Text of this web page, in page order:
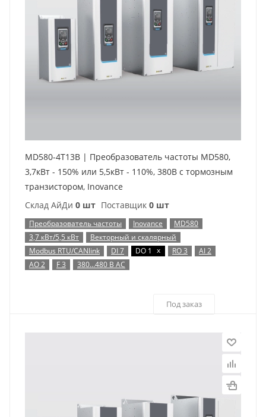
MD580-4T13B | Преобразователь частоты MD580,
3,7кВт - 150% или 5,5кВт - 110%, 380В с тормозным
транзистором, Inovance
Склад АйДи 0 шт Поставщик 0 шт
Преобразователь частоты Inovance
MD580
3,7 кВт/5,5 кВт
Векторный и скалярный
Modbus RTU/CANlink
DI 7 DO 1 x RO 3
AI 2
AO 2
F 3 380…480 В AC
Под заказ